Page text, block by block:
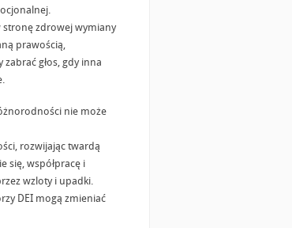
zdrowej wymiany
prawością,
głos, gdy inna
nie może
rozwijając twardą
się, współpracę i
wzloty i upadki.
DEI mogą zmieniać